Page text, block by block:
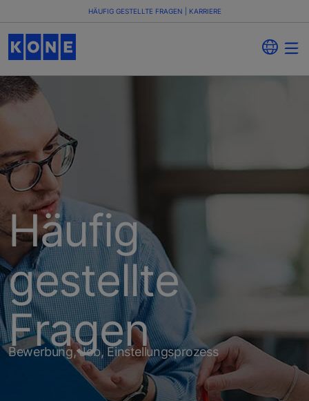
HÄUFIG GESTELLTE FRAGEN | KARRIERE
Häufig
gestellte
Fragen
Bewerbung, Job, Einstellungsprozess